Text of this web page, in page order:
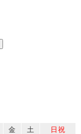
金 土
日祝